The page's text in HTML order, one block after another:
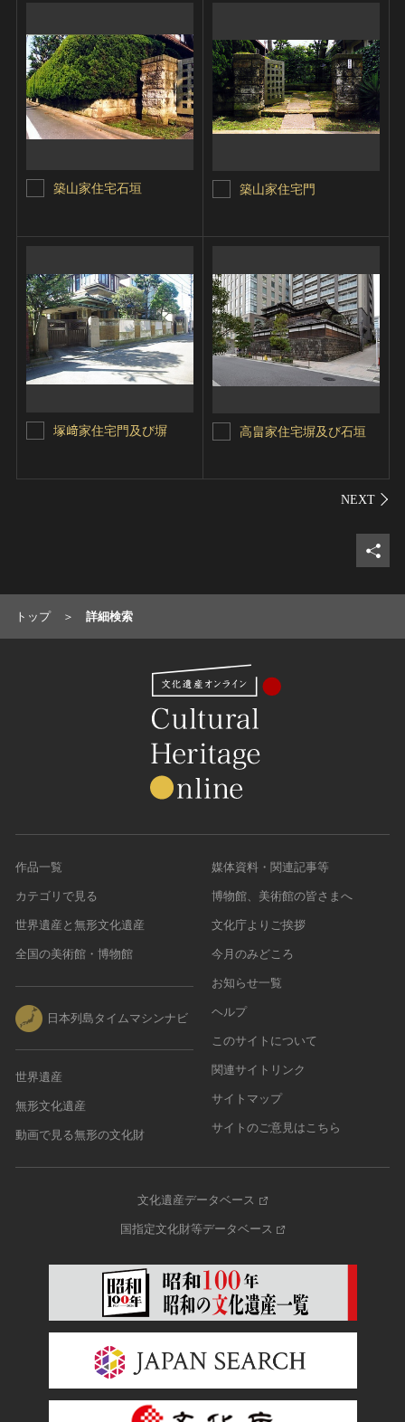
築山家住宅石垣 築山家住宅門
塚﨑家住宅門及び塀 高畠家住宅塀及び石垣
シェ
トップ 詳細検索
作品一覧
カテゴリで見る
世界遺産と無形文化遺産
全国の美術館・博物館
日本列島タイムマシンナビ
世界遺産
無形文化遺産
動画で見る無形の文化財
媒体資料・関連記事等
博物館、美術館の皆さまへ
文化庁よりご挨拶
今月のみどころ
お知らせ一覧
ヘルプ
このサイトについて
関連サイトリンク
サイトマップ
サイトのご意見はこちら
文化遺産データベース
国指定文化財等データベース